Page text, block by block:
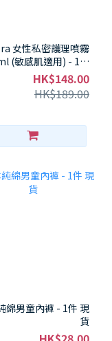
女性私密護理噴霧
(敏感肌適用) - 1件
現貨
HK$148.00
HK$189.00
綿男童內褲 - 1件 現
貨